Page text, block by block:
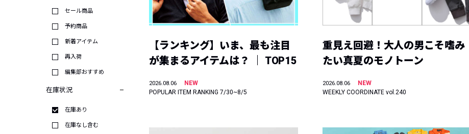
セール商品
予約商品
新着アイテム
再入荷
編集部おすすめ
在庫状況
在庫あり
在庫なし含む
【ランキング】いま、最も注目
が集まるアイテムは？ ｜ TOP15
2026.08.06
NEW
POPULAR ITEM RANKING 7/30~8/5
重見え回避！大人の男こそ嗜み
たい真夏のモノトーン
2026.08.06
NEW
WEEKLY COORDINATE vol.240